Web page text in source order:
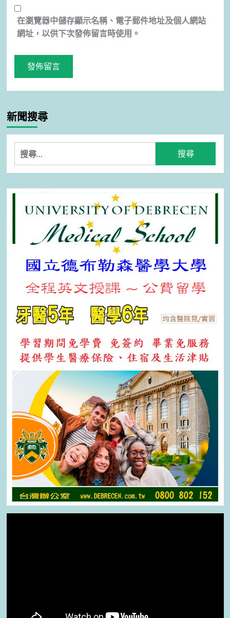
在瀏覽器中儲存顯示名稱、電子郵件地址及個人網站
網址，以供下次發佈留言時使用。
新聞搜尋
搜
尋
關
鍵